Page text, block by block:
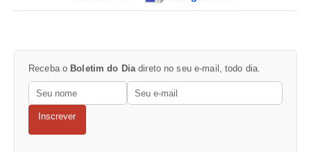
Receba o Boletim do Dia direto no seu e-mail, todo dia.
Inscrever